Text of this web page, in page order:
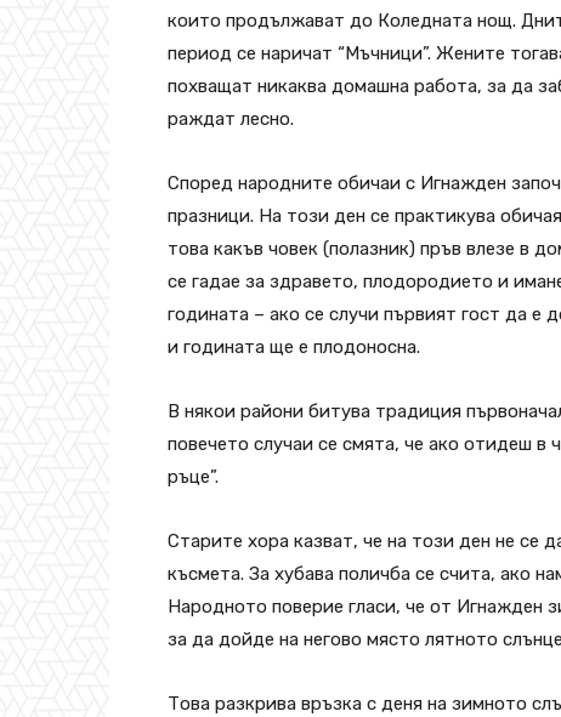
които продължават до Коледната нощ.
период се наричат “Мъчници”. Жените
похващат никаква домашна работа, за да
раждат лесно.
Според народните обичаи с Игнажден
празници. На този ден се практикува
това какъв човек (полазник) пръв влезе в
се гадае за здравето, плодородието и
годината – ако се случи първият гост да е
и годината ще е плодоносна.
В някои райони битува традиция
повечето случаи се смята, че ако отидеш
ръце”.
Старите хора казват, че на този ден не се
късмета. За хубава поличба се счита, ако
Народното поверие гласи, че от Игнажден
за да дойде на негово място лятното
Това разкрива връзка с деня на зимното